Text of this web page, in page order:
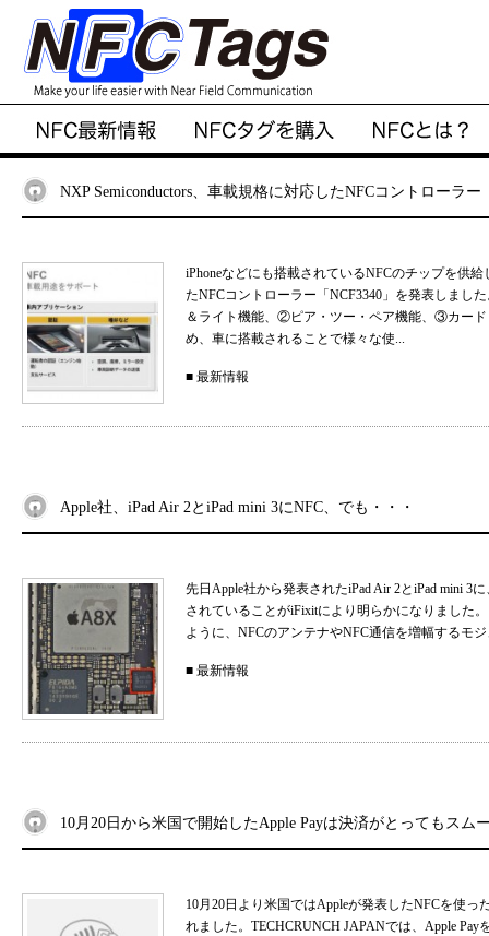
NXP Semiconductors、車載規格に対応したNFCコントローラー
iPhoneなどにも搭載されているNFCのチップを供
たNFCコントローラー「NCF3340」を発表しま
＆ライト機能、②ピア・ツー・ペア機能、③カー
め、車に搭載されることで様々な使...
■ 最新情報
Apple社、iPad Air 2とiPad mini 3にNFC、でも・・・
先日Apple社から発表されたiPad Air 2とiPad mini 3
されていることがiFixitにより明らかになりました
ように、NFCのアンテナやNFC通信を増幅するモ
■ 最新情報
10月20日から米国で開始したApple Payは決済がとってもスム
10月20日より米国ではAppleが発表したNFCを使
れました。TECHCRUNCH JAPANでは、Apple Pay